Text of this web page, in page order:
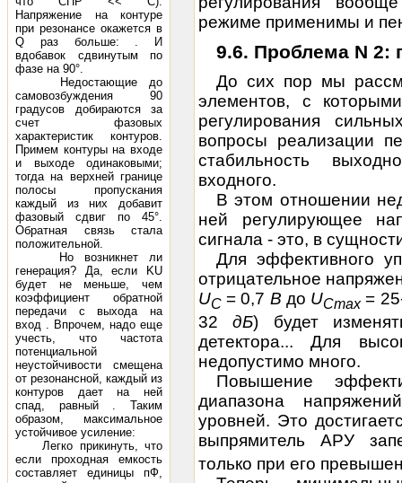
Напряжение на контуре
при резонансе окажется в
Q раз больше: . И
вдобавок сдвинутым по
фазе на 90°.
Недостающие до
самовозбуждения 90
градусов добираются за
счет фазовых
характеристик контуров.
Примем контуры на входе
и выходе одинаковыми;
тогда на верхней границе
полосы пропускания
каждый из них добавит
фазовый сдвиг по 45°.
Обратная связь стала
положительной.
Но возникнет ли
генерация? Да, если KU
будет не меньше, чем
коэффициент обратной
передачи с выхода на
вход . Впрочем, надо еще
учесть, что частота
потенциальной
неустойчивости смещена
от резонансной, каждый из
контуров дает на ней
спад, равный . Таким
образом, максимальное
устойчивое усиление:
Легко прикинуть, что
если проходная емкость
составляет единицы пФ,
режиме применимы и
9.6. Проблема N 2:
До сих пор мы
элементов, с
регулирования
вопросы реализации
стабильность
входного.
В этом отношении
ней регулирующее
сигнала - это, в
Для эффективного
отрицательное
UC = 0,7 В до UCmax=
32дБ) будет
детектора... Для
недопустимо много.
Повышение
диапазона
уровней. Это
выпрямитель АРУ
только при его